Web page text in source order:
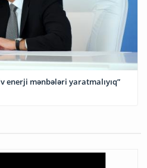
enerji mənbələri yaratmalıyıq”